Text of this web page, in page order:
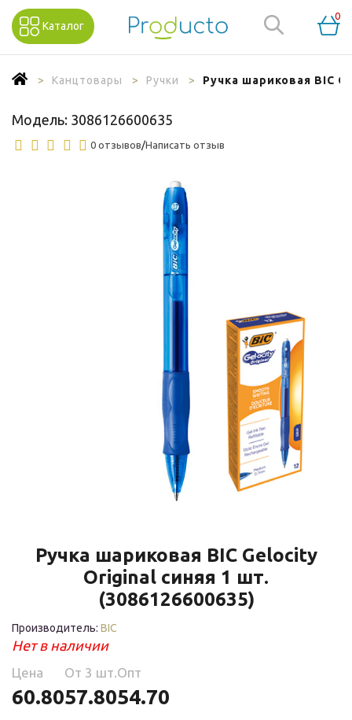
Каталог
0
Канцтовары Ручки Ручка шариковая BIC
Модель: 3086126600635
0 отзывов/Написать отзыв
Ручка шариковая BIC Gelocity
Original синяя 1 шт.
(3086126600635)
Производитель: BIC
Нет в наличии
Цена
60.80
Oт 3 шт.
57.80
Опт
54.70